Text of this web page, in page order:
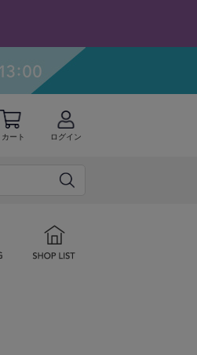
カート ログイン